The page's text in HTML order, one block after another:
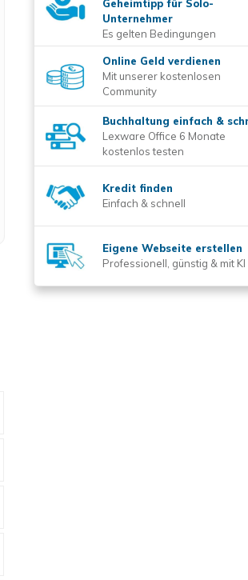
Geheimtipp für Solo-
Unternehmer
Es gelten Bedingungen
Online Geld verdienen
Mit unserer kostenlosen
Community
Buchhaltung einfach &
Lexware Office 6 Monate
kostenlos testen
Kredit finden
Einfach & schnell
Eigene Webseite erstellen
Professionell, günstig & mit KI